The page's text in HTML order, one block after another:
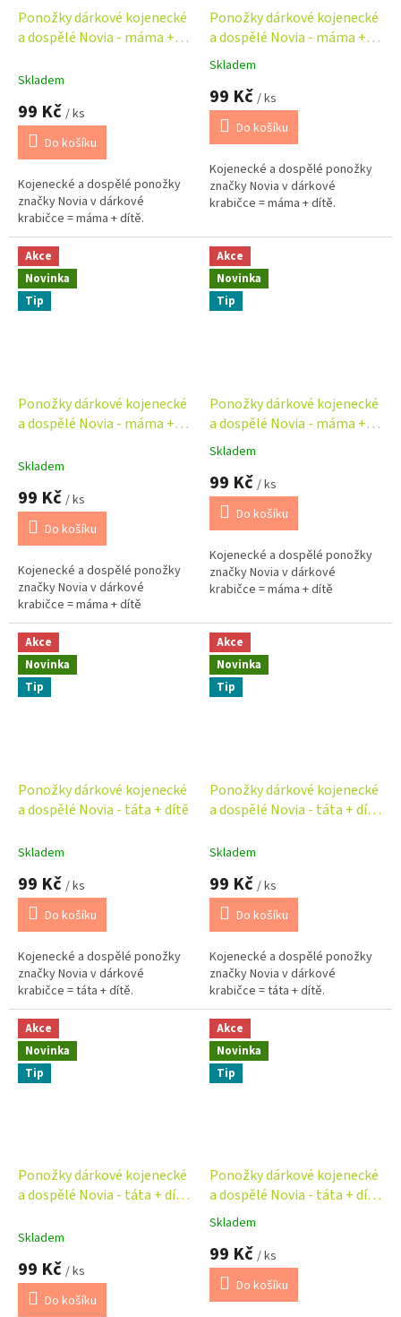
Ponožky dárkové kojenecké
a dospělé Novia - máma +
Skladem
99 Kč / ks
Do košíku
Kojenecké a dospělé ponožky
značky Novia v dárkové
krabičce = máma + dítě.
Ponožky dárkové kojenecké
a dospělé Novia - máma +
dítě - hvězdy
Průměrné
hodnocení
produktu
5,0
5
hvězdiček.
Skladem
99 Kč / ks
Do košíku
Kojenecké a dospělé ponožky
značky Novia v dárkové
krabičce = máma + dítě.
Akce
Novinka
Tip
Ponožky dárkové kojenecké
a dospělé Novia - máma +
Skladem
99 Kč / ks
Do košíku
Kojenecké a dospělé ponožky
značky Novia v dárkové
krabičce = máma + dítě
Akce
Novinka
Tip
Ponožky dárkové kojenecké
a dospělé Novia - máma +
dítě - labuť
Průměrné
hodnocení
produktu
5,0
5
hvězdiček.
Skladem
99 Kč / ks
Do košíku
Kojenecké a dospělé ponožky
značky Novia v dárkové
krabičce = máma + dítě
Akce
Novinka
Tip
Ponožky dárkové kojenecké
a dospělé Novia - táta + dítě
Skladem
99 Kč / ks
Do košíku
Kojenecké a dospělé ponožky
značky Novia v dárkové
krabičce = táta + dítě.
Akce
Novinka
Tip
Ponožky dárkové kojenecké
a dospělé Novia - táta + dítě
Skladem
99 Kč / ks
Do košíku
Kojenecké a dospělé ponožky
značky Novia v dárkové
krabičce = táta + dítě.
Akce
Novinka
Tip
Ponožky dárkové kojenecké
a dospělé Novia - táta + dítě
Skladem
99 Kč / ks
Do košíku
Akce
Novinka
Tip
Ponožky dárkové kojenecké
a dospělé Novia - táta + dítě
- námořní
Průměrné
hodnocení
produktu
5,0
Skladem
99 Kč / ks
Do košíku